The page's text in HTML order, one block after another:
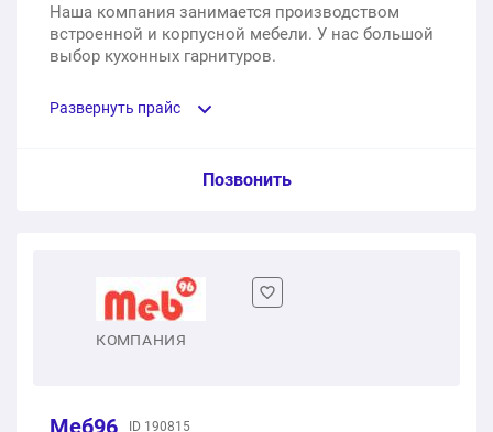
Общая стоимость: 833180 ₽
Наша компания занимается производством
встроенной и корпусной мебели. У нас большой
выбор кухонных гарнитуров.
Развернуть прайс
Услуга из прайс-листа / Ед. изм. / Цена
89 500 ₽
Позвонить
КОМПАНИЯ
Меб96
ID 190815